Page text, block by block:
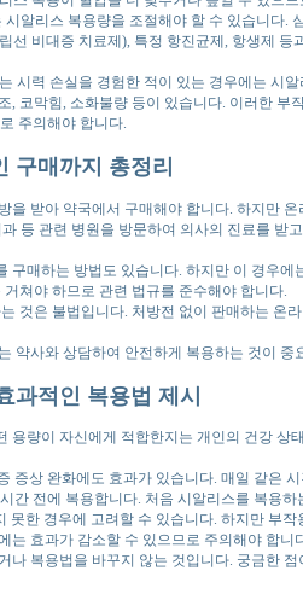
알리스 복용량을 조절해야 할 수 있습니다.
선 비대증 치료제), 특정 항진균제, 항생제
시력 손실을 경험한 적이 있는 경우에는 시알
코막힘, 소화불량 등이 있습니다. 이러한
주의해야 합니다.
구매까지 총정리
받아 약국에서 구매해야 합니다. 하지만
등 관련 병원을 방문하여 의사의 진료를
구매하는 방법도 있습니다. 하지만 이 경우
쳐야 하므로 관련 법규를 준수해야 합니다.
것은 불법입니다. 처방전 없이 판매하는
약사와 상담하여 안전하게 복용하는 것이 중
과적인 복용법 제시
용량이 자신에게 적합한지는 개인의 건강
증상 완화에도 효과가 있습니다. 매일 같은
간 전에 복용합니다. 처음 시알리스를 복용
못한 경우에 고려할 수 있습니다. 하지만 부
효과가 감소할 수 있으므로 주의해야 합
나 복용법을 바꾸지 않는 것입니다. 궁금한